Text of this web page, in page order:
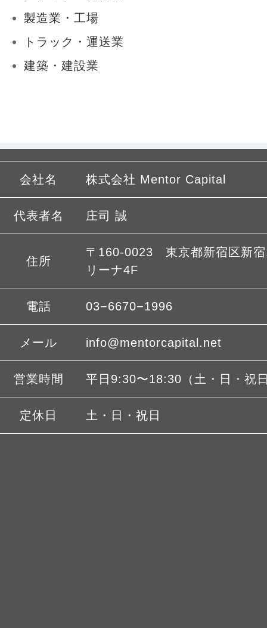
製造業・工場
トラック・運送業
建築・建設業
会社名 株式会社 Mentor Capital
代表者名 庄司 誠
住所
〒160-0023 東京都新宿区新
リーナ4F
電話 03−6670−1996
メール info@mentorcapital.net
営業時間 平日9:30〜18:30（土・日・祝
定休日 土・日・祝日